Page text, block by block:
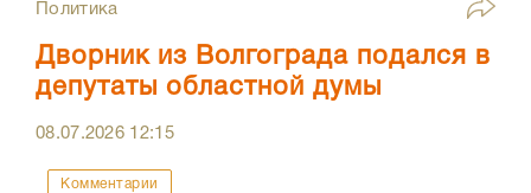
Политика
Дворник из Волгограда подался в
депутаты областной думы
08.07.2026 12:15
Комментарии